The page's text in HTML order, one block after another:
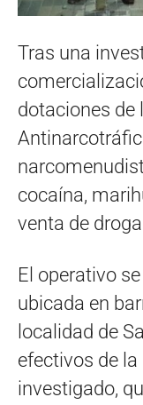
Tras una
dotaciones de
cocaína,
venta de
El operativo
ubicada en
localidad de
efectivos de la
investigado,